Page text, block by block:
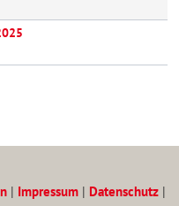
| Impressum | Datenschutz |